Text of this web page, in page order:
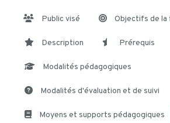
Public visé Objectifs de la
Description Prérequis
Modalités pédagogiques
Modalités d'évaluation et de suivi
Moyens et supports pédagogiques